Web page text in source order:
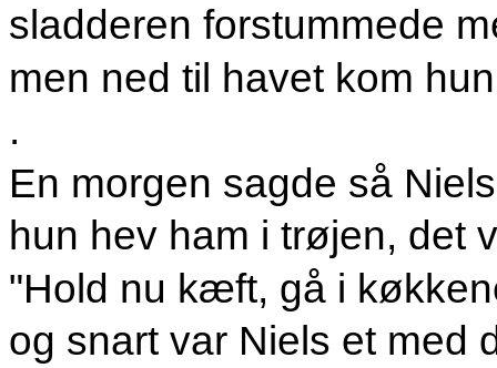
sladderen forstummede
men ned til havet kom
.
En morgen sagde så
hun hev ham i trøjen, det
"Hold nu kæft, gå i
og snart var Niels et med